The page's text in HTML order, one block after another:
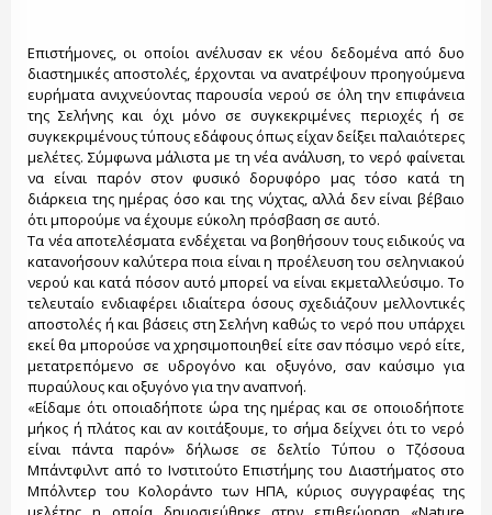
Επιστήμονες, οι οποίοι ανέλυσαν εκ νέου δεδομένα από δυο
διαστημικές αποστολές, έρχονται να ανατρέψουν προηγούμενα
ευρήματα ανιχνεύοντας παρουσία νερού σε όλη την επιφάνεια
της Σελήνης και όχι μόνο σε συγκεκριμένες περιοχές ή σε
συγκεκριμένους τύπους εδάφους όπως είχαν δείξει παλαιότερες
μελέτες. Σύμφωνα μάλιστα με τη νέα ανάλυση, το νερό φαίνεται
να είναι παρόν στον φυσικό δορυφόρο μας τόσο κατά τη
διάρκεια της ημέρας όσο και της νύχτας, αλλά δεν είναι βέβαιο
ότι μπορούμε να έχουμε εύκολη πρόσβαση σε αυτό.
Τα νέα αποτελέσματα ενδέχεται να βοηθήσουν τους ειδικούς να
κατανοήσουν καλύτερα ποια είναι η προέλευση του σεληνιακού
νερού και κατά πόσον αυτό μπορεί να είναι εκμεταλλεύσιμο. Το
τελευταίο ενδιαφέρει ιδιαίτερα όσους σχεδιάζουν μελλοντικές
αποστολές ή και βάσεις στη Σελήνη καθώς το νερό που υπάρχει
εκεί θα μπορούσε να χρησιμοποιηθεί είτε σαν πόσιμο νερό είτε,
μετατρεπόμενο σε υδρογόνο και οξυγόνο, σαν καύσιμο για
πυραύλους και οξυγόνο για την αναπνοή.
«Είδαμε ότι οποιαδήποτε ώρα της ημέρας και σε οποιοδήποτε
μήκος ή πλάτος και αν κοιτάξουμε, το σήμα δείχνει ότι το νερό
είναι πάντα παρόν» δήλωσε σε δελτίο Τύπου ο Τζόσουα
Μπάντφιλντ από το Ινστιτούτο Επιστήμης του Διαστήματος στο
Μπόλντερ του Κολοράντο των ΗΠΑ, κύριος συγγραφέας της